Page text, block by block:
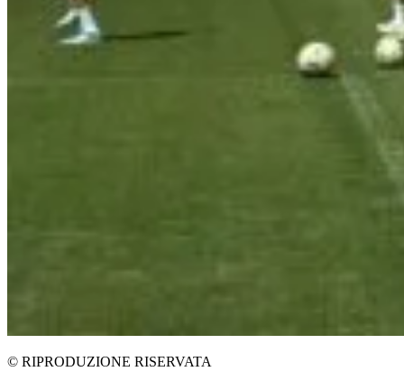
© RIPRODUZIONE RISERVATA